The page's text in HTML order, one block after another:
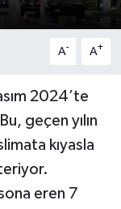
A- A+
2024’te
geçen yılın
kıyasla
eren 7